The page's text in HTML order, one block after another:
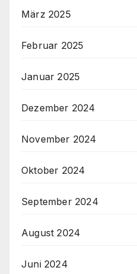
März 2025
Februar 2025
Januar 2025
Dezember 2024
November 2024
Oktober 2024
September 2024
August 2024
Juni 2024